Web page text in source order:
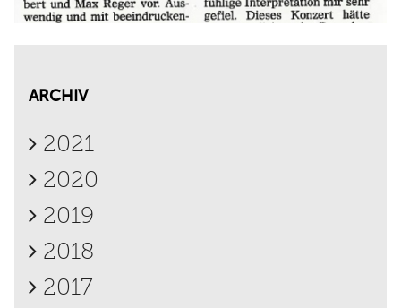
ARCHIV
2021
2020
2019
2018
2017